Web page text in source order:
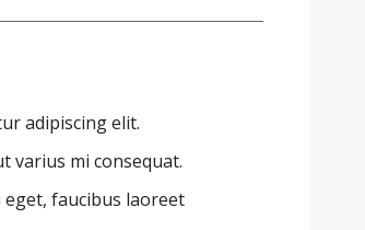
adipiscing elit.
varius mi consequat.
faucibus laoreet